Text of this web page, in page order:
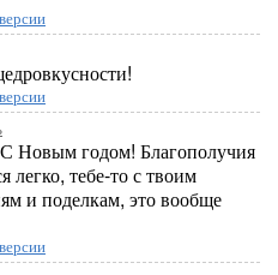
С Новым годом! Благополучия
тебе-то с твоим
и поделкам, это вообще